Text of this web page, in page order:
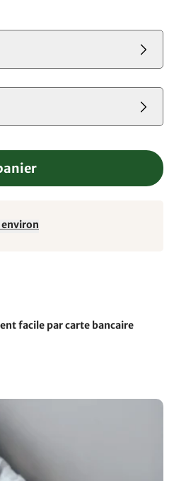
environ
facile par carte bancaire